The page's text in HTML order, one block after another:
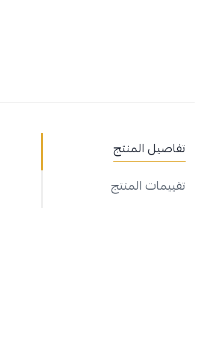
تفاصيل المنتج
تقييمات المنتج